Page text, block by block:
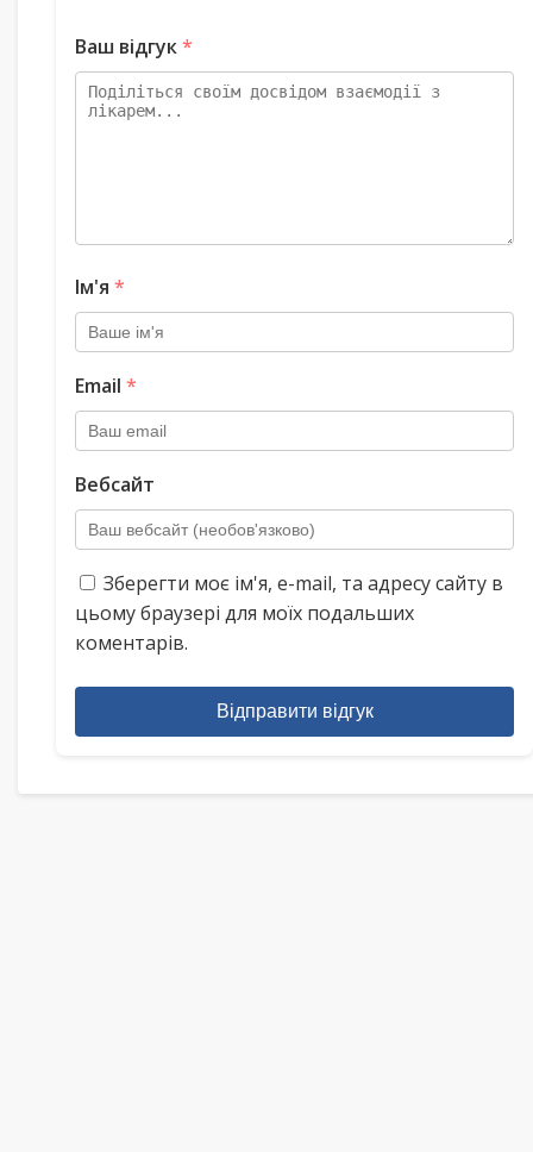
Ваш відгук*
Ім'я *
Email *
Вебсайт
Зберегти моє ім'я, e-mail, та адресу сайту в
цьому браузері для моїх подальших
коментарів.
Відправити відгук